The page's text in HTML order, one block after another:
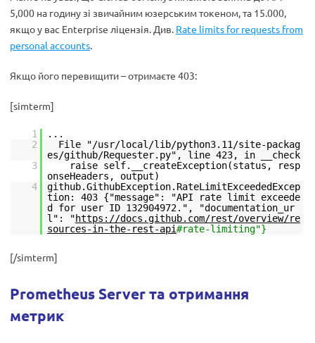
5,000 на годину зі звичайним юзерським токеном, та 15.000,
якщо у вас Enterprise ліцензія. Див. Rate limits for requests from
personal accounts.
Якщо його перевищити – отримаєте 403:
[simterm]
1
...
2
File "/usr/local/lib/python3.11/site-packag
es/github/Requester.py", line 423, in __check
3
raise self.__createException(status, resp
onseHeaders, output)
4
github.GithubException.RateLimitExceededExcep
tion: 403 {"message": "API rate limit exceede
d for user ID 132904972.", "documentation_ur
l": "https://docs.github.com/rest/overview/re
sources-in-the-rest-api#rate-limiting"}
[/simterm]
Prometheus Server та отримання
метрик